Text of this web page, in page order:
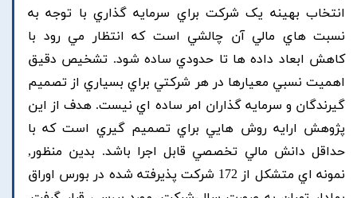
انتخاب بهينه يک شرکت براي سرمايه گذاري با توجه به
نسبت هاي مالي آن چالشي است که انتظار مي رود با
کاهش ابعاد داده ها تا حدودي ساده شود. تشخيص دقيق
اهميت نسبي معيارها در هر شرکتي براي بسياري از تصميم
گيرندگان و سرمايه گذاران امر ساده اي نيست. هدف از اين
پژوهش ارايه روش هايي براي تصميم گيري است که با
حداقل دانش مالي تخصصي قابل اجرا باشد. بدين منظور,
نمونه اي متشکل از 172 شرکت پذيرفته شده در بورس اوراق